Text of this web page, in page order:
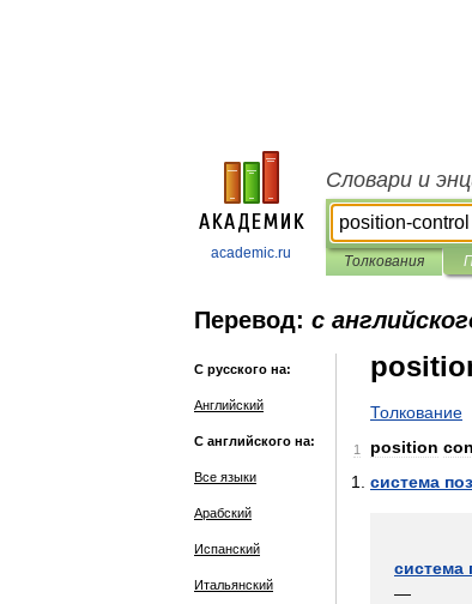
academic.ru
Словари и
Толкования
Перевод: с
С русского на:
Английский
С английского на:
Все языки
Арабский
Испанский
Итальянский
Толкование
1 position
система
система
—